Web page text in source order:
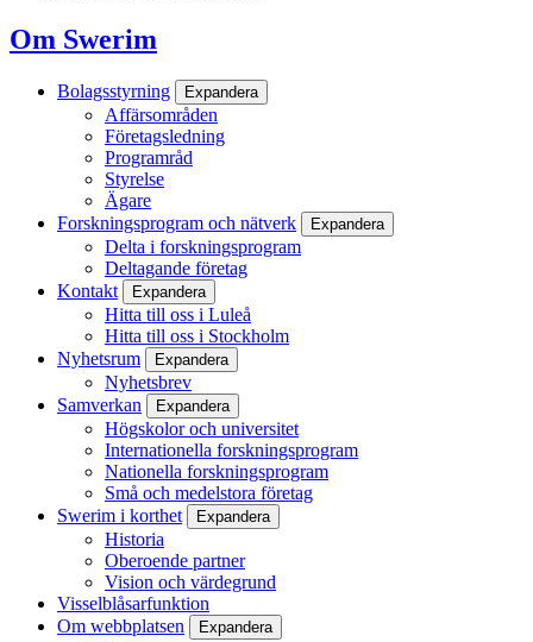
Om Swerim
Bolagsstyrning Expandera
Affärsområden
Företagsledning
Programråd
Styrelse
Ägare
Forskningsprogram och nätverk
Expandera
Delta i forskningsprogram
Deltagande företag
Kontakt
Expandera
Hitta till oss i Luleå
Hitta till oss i Stockholm
Nyhetsrum
Expandera
Nyhetsbrev
Samverkan
Expandera
Högskolor och universitet
Internationella forskningsprogram
Nationella forskningsprogram
Små och medelstora företag
Swerim i korthet
Expandera
Historia
Oberoende partner
Vision och värdegrund
Visselblåsarfunktion
Om webbplatsen
Expandera